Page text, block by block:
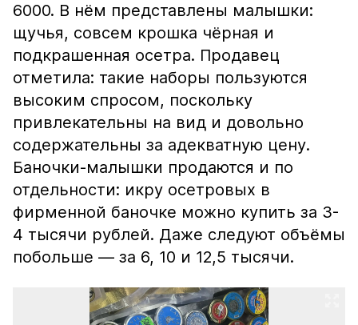
6000. В нём представлены малышки:
щучья, совсем крошка чёрная и
подкрашенная осетра. Продавец
отметила: такие наборы пользуются
высоким спросом, поскольку
привлекательны на вид и довольно
содержательны за адекватную цену.
Баночки-малышки продаются и по
отдельности: икру осетровых в
фирменной баночке можно купить за 3-
4 тысячи рублей. Даже следуют объёмы
побольше — за 6, 10 и 12,5 тысячи.